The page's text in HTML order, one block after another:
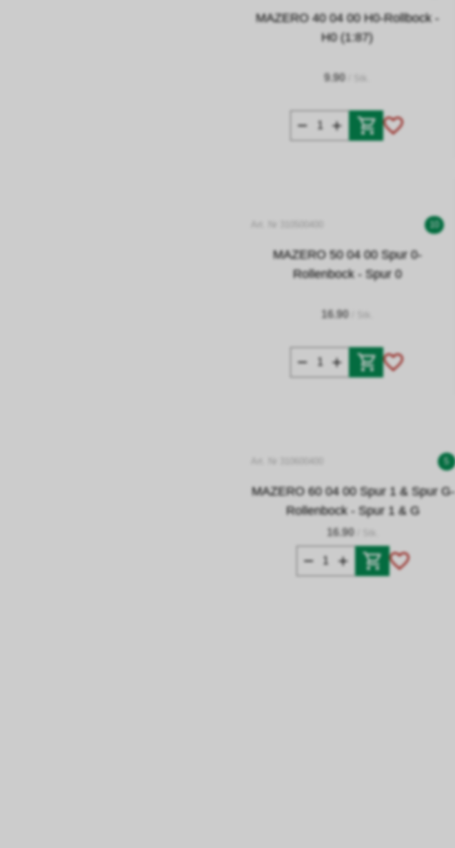
MAZERO 40 04 00 H0-Rollbock -
H0 (1:87)
9.90
10
MAZERO 50 04 00 Spur 0-
Rollenbock - Spur 0
16.90
5
MAZERO 60 04 00 Spur 1 & Spur G-
Rollenbock - Spur 1 & G
16.90